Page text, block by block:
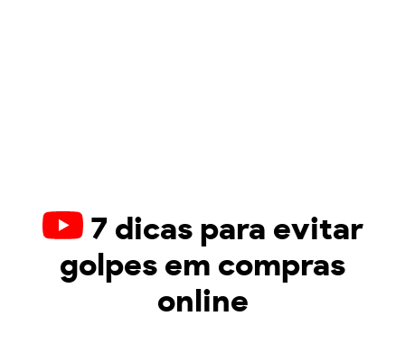
7 dicas para evitar
golpes em compras
online